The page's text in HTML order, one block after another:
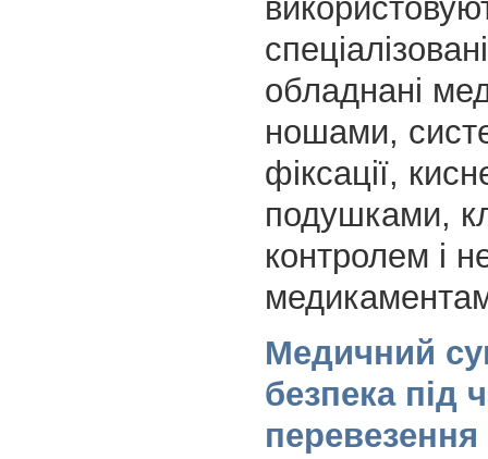
обладнані
ношами,
фіксації,
подушками,
контролем і
Медичний
безпека під
перевезення